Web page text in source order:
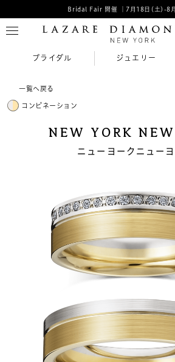
Bridal Fair 開催 ｜7月18日(土)-8
ブライダル ジュエリー
一覧へ戻る
コンビネーション
NEW YORK
ニューヨークニュー